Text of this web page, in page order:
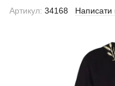
Артикул: 34168 Написати